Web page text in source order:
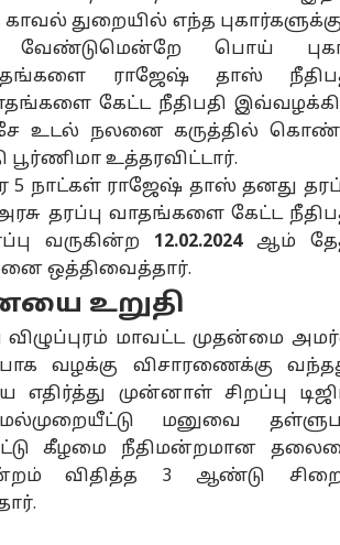
துறையில் எந்த
பொய்
ராஜேஷ் தாஸ்
கேட்ட நீதிபதி
உடல் நலனை கருத்தில்
உத்தரவிட்டார்.
நாட்கள் ராஜேஷ் தாஸ் தனது
தரப்பு வாதங்களை கேட்ட
வருகின்ற 12.02.2024ஆம்
ஒத்திவைத்தார்.
உறுதி
மாவட்ட முதன்மை
வழக்கு விசாரணைக்கு
முன்னாள் சிறப்பு
மனுவை
கீழமை நீதிமன்றமான
விதித்த 3 ஆண்டு